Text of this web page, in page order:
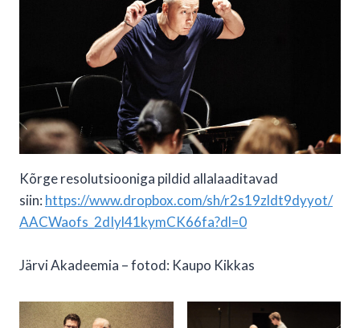
Kõrge resolutsiooniga pildid allalaaditavad
siin: https://www.dropbox.com/sh/r2s19zldt9dyyot/
AACWaofs_2dIyl41kymCK66fa?dl=0
Järvi Akadeemia – fotod: Kaupo Kikkas